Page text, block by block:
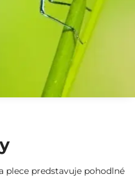
plece predstavuje pohodlné